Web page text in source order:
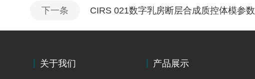
下一条 CIRS 021数字乳房断层合成质控体模参数
关于我们 产品展示